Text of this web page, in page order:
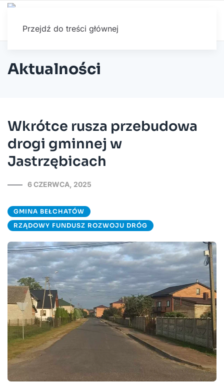
Przejdź do treści głównej
Aktualności
Wkrótce rusza przebudowa
drogi gminnej w
Jastrzębicach
6 CZERWCA, 2025
GMINA BEŁCHATÓW
RZĄDOWY FUNDUSZ ROZWOJU DRÓG